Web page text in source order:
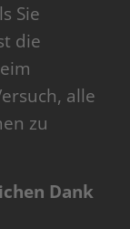
Sie
die
alle
zu
Dank